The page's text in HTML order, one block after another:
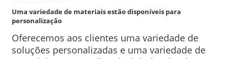
Uma variedade de materiais estão disponíveis para
personalização
Oferecemos aos clientes uma variedade de
soluções personalizadas e uma variedade de